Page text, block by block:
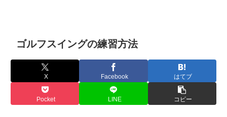
ゴルフスイングの練習方法
X Facebook はてブ
Pocket LINE コピー